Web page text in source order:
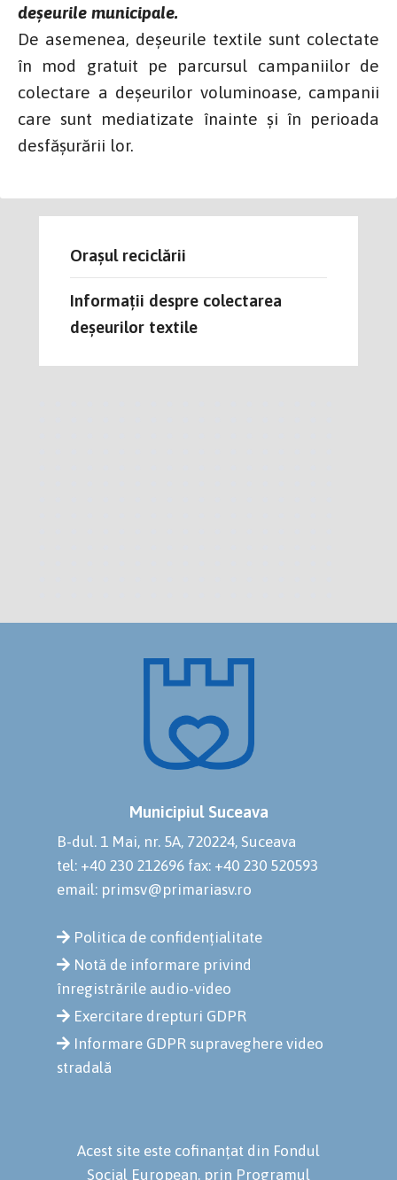
deșeurile municipale.
De asemenea, deșeurile textile sunt colectate
în mod gratuit pe parcursul campaniilor de
colectare a deșeurilor voluminoase, campanii
care sunt mediatizate înainte și în perioada
desfășurării lor.
Orașul reciclării
Informații despre colectarea
deșeurilor textile
Municipiul Suceava
B-dul. 1 Mai, nr. 5A, 720224, Suceava
tel: +40 230 212696 fax: +40 230 520593
email: primsv@primariasv.ro
Politica de confidențialitate
Notă de informare privind
înregistrările audio-video
Exercitare drepturi GDPR
Informare GDPR supraveghere video
stradală
Acest site este cofinanțat din Fondul
Social European, prin Programul